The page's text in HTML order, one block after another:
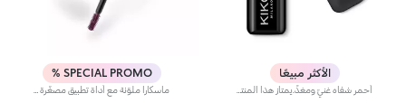
الأكثر مبيعًا SPECIAL PROMO %